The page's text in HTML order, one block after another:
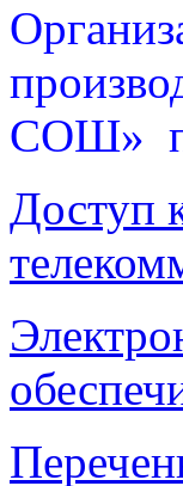
СОШ»
Доступ